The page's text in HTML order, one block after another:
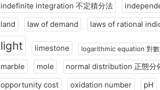
indefinite integration 不定積分法
land
law of demand laws of rational
light limestone logarithmic equation 對數
marble mole normal distribution 正態分
opportunity cost
oxidation number pH